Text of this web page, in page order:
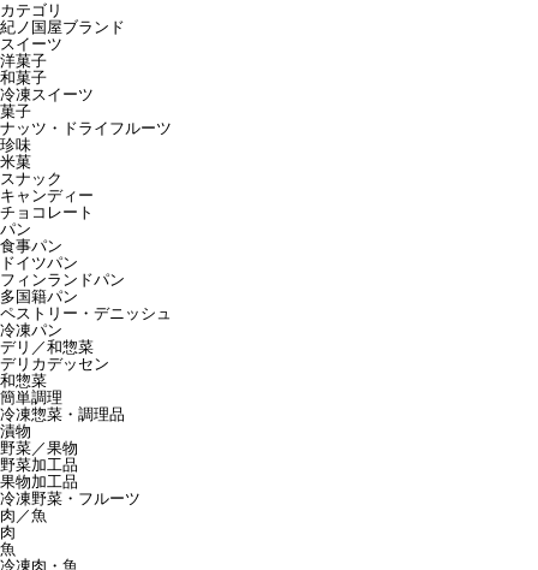
カテゴリ
紀ノ国屋ブランド
スイーツ
洋菓子
和菓子
冷凍スイーツ
菓子
ナッツ・ドライフルーツ
珍味
米菓
スナック
キャンディー
チョコレート
パン
食事パン
ドイツパン
フィンランドパン
多国籍パン
ペストリー・デニッシュ
冷凍パン
デリ／和惣菜
デリカデッセン
和惣菜
簡単調理
冷凍惣菜・調理品
漬物
野菜／果物
野菜加工品
果物加工品
冷凍野菜・フルーツ
肉／魚
肉
魚
冷凍肉・魚